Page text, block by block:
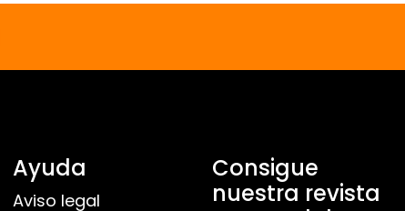
Ayuda
Aviso legal
Consigue
nuestra revista